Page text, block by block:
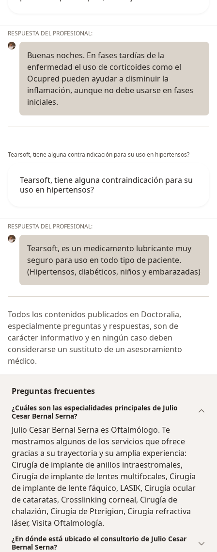
RESPUESTA DEL PROFESIONAL:
Buenas noches. En fases tardías de la
enfermedad el uso de corticoides como el
Ocupred pueden ayudar a disminuir la
inflamación, aunque no debe usarse en fases
iniciales.
Tearsoft, tiene alguna contraindicación para su uso en hipertensos?
Tearsoft, tiene alguna contraindicación para su
uso en hipertensos?
RESPUESTA DEL PROFESIONAL:
Tearsoft, es un medicamento lubricante muy
seguro para uso en todo tipo de paciente.
(Hipertensos, diabéticos, niños y embarazadas)
Todos los contenidos publicados en Doctoralia,
especialmente preguntas y respuestas, son de
carácter informativo y en ningún caso deben
considerarse un sustituto de un asesoramiento
médico.
Preguntas frecuentes
¿Cuáles son las especialidades principales de Julio
Cesar Bernal Serna?
Julio Cesar Bernal Serna es Oftalmólogo. Te
mostramos algunos de los servicios que ofrece
gracias a su trayectoria y su amplia experiencia:
Cirugía de implante de anillos intraestromales,
Cirugía de implante de lentes multifocales, Cirugía
de implante de lente fáquico, LASIK, Cirugía ocular
de cataratas, Crosslinking corneal, Cirugía de
chalazión, Cirugía de Pterigion, Cirugía refractiva
láser, Visita Oftalmología.
¿En dónde está ubicado el consultorio de Julio Cesar
Bernal Serna?